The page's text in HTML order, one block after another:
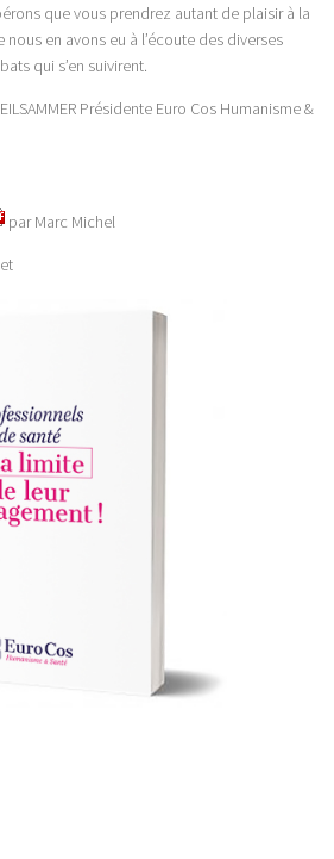
que vous prendrez autant de plaisir à la
en avons eu à l’écoute des diverses
qui s’en suivirent.
Présidente Euro Cos Humanisme &
par Marc Michel